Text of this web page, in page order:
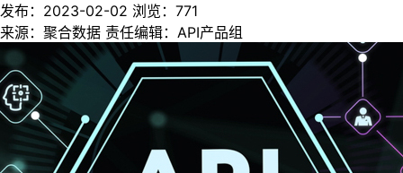
发布：2023-02-02 浏览： 771
来源：聚合数据 责任编辑：API产品组